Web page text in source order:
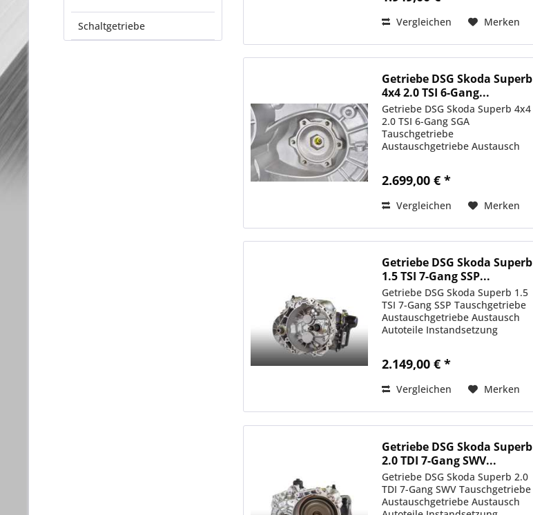
Schaltgetriebe Vergleichen Merken
Getriebe DSG Skoda Superb
4x4 2.0 TSI 6-Gang...
Getriebe DSG Skoda Superb 4x4
2.0 TSI 6-Gang SGA
Tauschgetriebe
Austauschgetriebe Austausch
2.699,00 € *
Vergleichen Merken
Getriebe DSG Skoda Superb
1.5 TSI 7-Gang SSP...
Getriebe DSG Skoda Superb 1.5
TSI 7-Gang SSP Tauschgetriebe
Austauschgetriebe Austausch
Autoteile Instandsetzung
2.149,00 € *
Vergleichen Merken
Getriebe DSG Skoda Superb
2.0 TDI 7-Gang SWV...
Getriebe DSG Skoda Superb 2.0
TDI 7-Gang SWV Tauschgetriebe
Austauschgetriebe Austausch